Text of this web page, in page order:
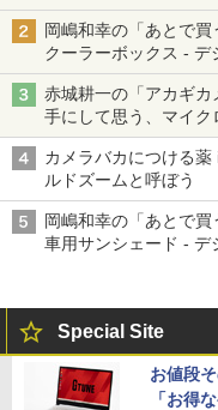
る「Filmator」
岡嶋和幸の「あとで
クーラーボックス - デ
赤城耕一の「アカギ
手にして思う、マイ
カメラバカにつける
ルドズームと呼ぼう
岡嶋和幸の「あとで
車用サンシェード - デ
Special Site
お値段
「お得